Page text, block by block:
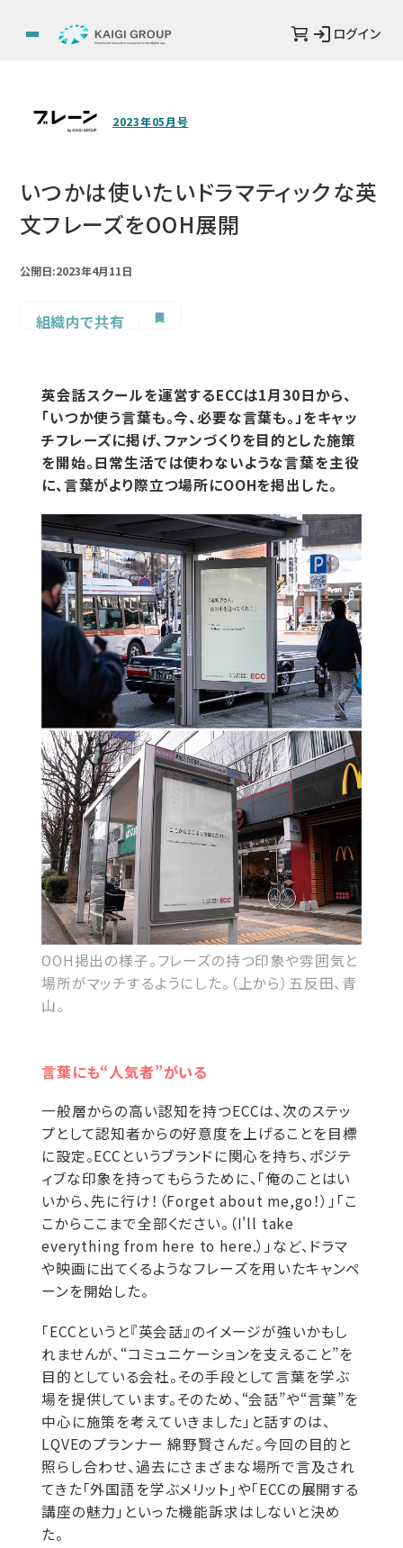
ログイン
2023年05月号
いつかは使いたいドラマティックな英
文フレーズをOOH展開
公開日:2023年4月11日
組織内で共有
英会話スクールを運営するECCは1月30日から、
「いつか使う言葉も。今、必要な言葉も。」をキャッ
チフレーズに掲げ、ファンづくりを目的とした施策
を開始。日常生活では使わないような言葉を主役
に、言葉がより際立つ場所にOOHを掲出した。
OOH掲出の様子。フレーズの持つ印象や雰囲気と
場所がマッチするようにした。（上から）五反田、青
山。
言葉にも“人気者”がいる
一般層からの高い認知を持つECCは、次のステッ
プとして認知者からの好意度を上げることを目標
に設定。ECCというブランドに関心を持ち、ポジテ
ィブな印象を持ってもらうために、「俺のことはい
いから、先に行け！（Forget about me,go！）」「こ
こからここまで全部ください。（I'll take
everything from here to here.）」など、ドラマ
や映画に出てくるようなフレーズを用いたキャンペ
ーンを開始した。
「ECCというと『英会話』のイメージが強いかもし
れませんが、“コミュニケーションを支えること”を
目的としている会社。その手段として言葉を学ぶ
場を提供しています。そのため、“会話”や“言葉”を
中心に施策を考えていきました」と話すのは、
LQVEのプランナー 綿野賢さんだ。今回の目的と
照らし合わせ、過去にさまざまな場所で言及され
てきた「外国語を学ぶメリット」や「ECCの展開する
講座の魅力」といった機能訴求はしないと決め
た。